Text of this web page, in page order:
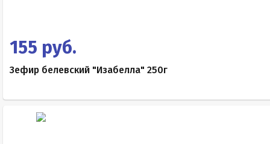
155 руб.
Зефир белевский "Изабелла" 250г